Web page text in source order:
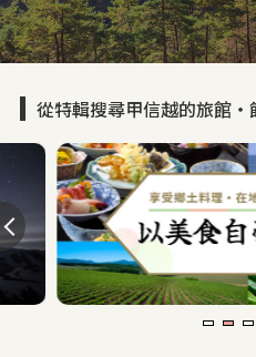
從特輯搜尋甲信越的旅館・